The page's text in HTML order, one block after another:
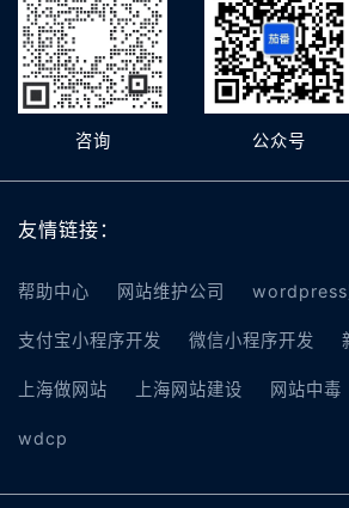
咨询 公众号
友情链接：
帮助中心 网站维护公司 wordpress
支付宝小程序开发 微信小程序开发
上海做网站 上海网站建设 网站中毒
wdcp